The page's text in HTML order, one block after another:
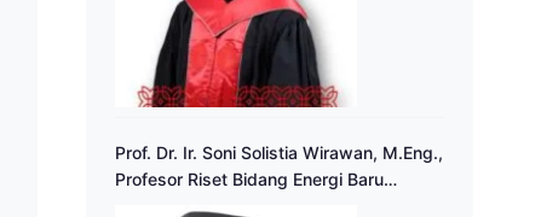
Prof. Dr. Ir. Soni Solistia Wirawan, M.Eng.,
Profesor Riset Bidang Energi Baru